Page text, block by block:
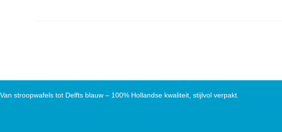
Van stroopwafels tot Delfts blauw – 100% Hollandse kwaliteit, stijlvol verpakt.